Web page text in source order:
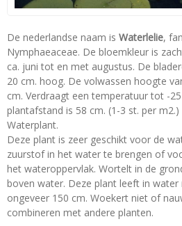
De nederlandse naam is Waterlelie,
Nymphaeaceae. De bloemkleur is
ca. juni tot en met augustus. De
20 cm. hoog. De volwassen hoogte
cm. Verdraagt een temperatuur tot -
plantafstand is 58 cm. (1-3 st. per
Waterplant.
Deze plant is zeer geschikt voor de
zuurstof in het water te brengen of
het wateroppervlak. Wortelt in de
boven water. Deze plant leeft in
ongeveer 150 cm. Woekert niet of
combineren met andere planten.